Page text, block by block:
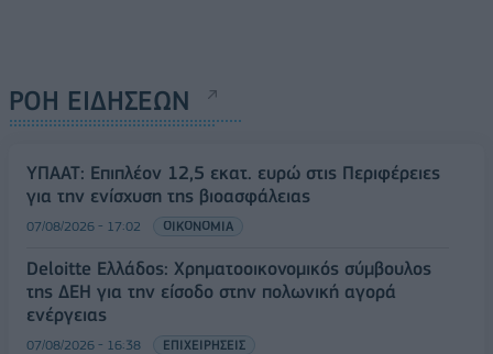
ΡΟΗ ΕΙΔΗΣΕΩΝ
ΥΠΑΑΤ: Επιπλέον 12,5 εκατ. ευρώ στις Περιφέρειες
για την ενίσχυση της βιοασφάλειας
07/08/2026 - 17:02 ΟΙΚΟΝΟΜΙΑ
Deloitte Ελλάδος: Χρηματοοικονομικός σύμβουλος
της ΔΕΗ για την είσοδο στην πολωνική αγορά
ενέργειας
07/08/2026 - 16:38 ΕΠΙΧΕΙΡΗΣΕΙΣ